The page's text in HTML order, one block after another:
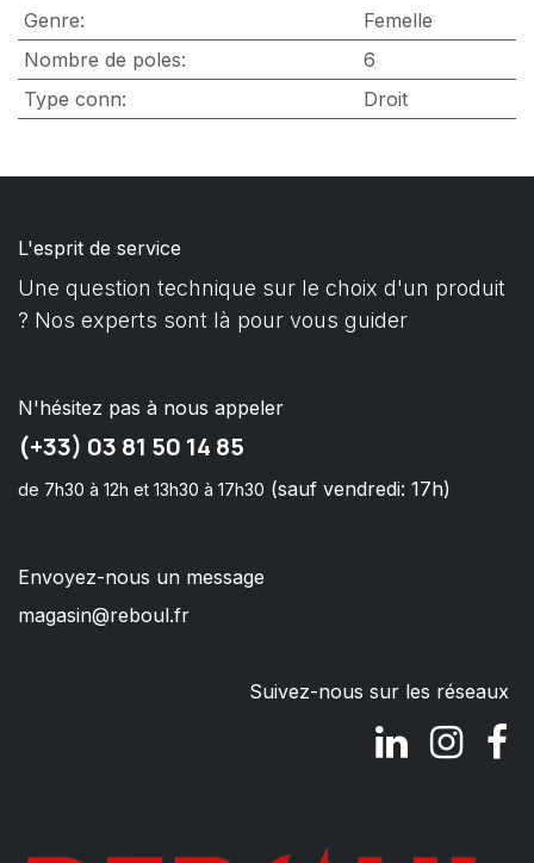
Genre:
Femelle
Nombre de poles:
6
Type conn: Droit
L'esprit de service
Une question technique sur le choix d'un produit
? Nos experts sont là pour vous guider
N'hésitez pas à nous appeler
(+33) 03 81 50 14 85
de 7h30 à 12h et 13h30 à 17h30 (sauf vendredi: 17h)
Envoyez-nous un message
magasin@reboul.fr
Suivez-nous sur les réseaux